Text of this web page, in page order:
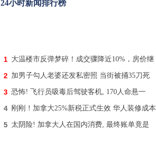
24小时新闻排行榜
1 大温楼市反弹梦碎！成交骤降近10%，房价继
2 加男子勾人老婆还发私密照 当街被捅35刀死
3 恐怖! 飞行员吸毒后驾驶客机, 170人命悬一
4 刚刚！加拿大25%新税正式生效 华人装修成本
5 太阴险! 加拿大人在国内消费, 最终账单竟是